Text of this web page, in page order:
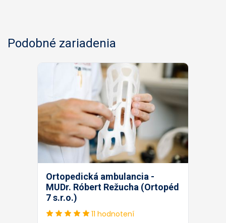
Podobné zariadenia
Ortopedická ambulancia -
MUDr. Róbert Režucha (Ortopéd
7 s.r.o.)
11 hodnotení